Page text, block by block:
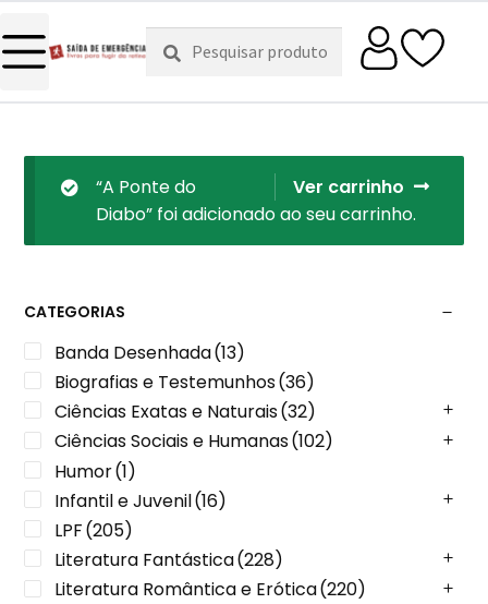
Pesquisar
por:
Pesquisa
Ver carrinho
“A Ponte do
Diabo” foi adicionado ao seu carrinho.
CATEGORIAS
Banda Desenhada(13)
Biografias e Testemunhos(36)
Ciências Exatas e Naturais(32)
Ciências Sociais e Humanas(102)
Humor(1)
Infantil e Juvenil(16)
LPF(205)
Literatura Fantástica(228)
Literatura Romântica e Erótica(220)